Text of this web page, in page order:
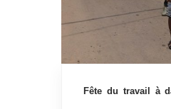
fête du travail à daloa : l’anader réaffirme son